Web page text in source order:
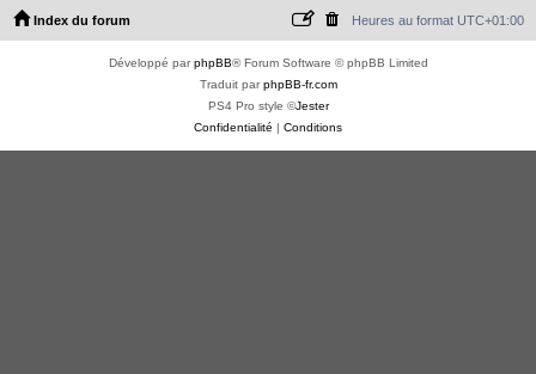
Index du forum Heures au format UTC+01:00
Développé parphpBB® Forum Software © phpBB Limited
Traduit parphpBB-fr.com
PS4 Pro style ©Jester
Confidentialité | Conditions